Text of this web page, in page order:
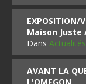
EXPOSITION/
Maison Juste
Dans
AVANT LA